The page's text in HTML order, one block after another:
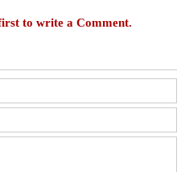
to write a Comment.